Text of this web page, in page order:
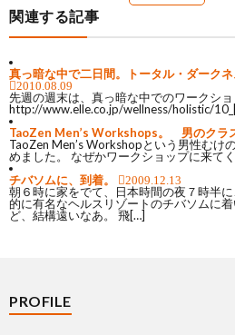
関連する記事
真っ暗な中で二日間。トータル・ダークネ
2010.08.09
先週の週末は、真っ暗な中でのワークショ
http://www.elle.co.jp/wellness/holistic/
TaoZen Men’s Workshops。 男のクラ
TaoZen Men’s Workshopという男性むけ
めました。 なぜかワークショップに来て
チバソムに、到着。
2009.12.13
朝６時に家をでて、日本時間の夜７時半
的に有名なヘルスリゾートのチバソムに
ど、結構遠いなあ。 飛[…]
PROFILE